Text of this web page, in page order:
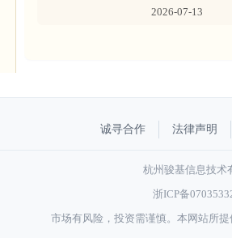
2026-07-13
诚寻合作 法律声明
杭州骏基信息技术
浙ICP备
市场有风险，投资需谨慎。本网站所